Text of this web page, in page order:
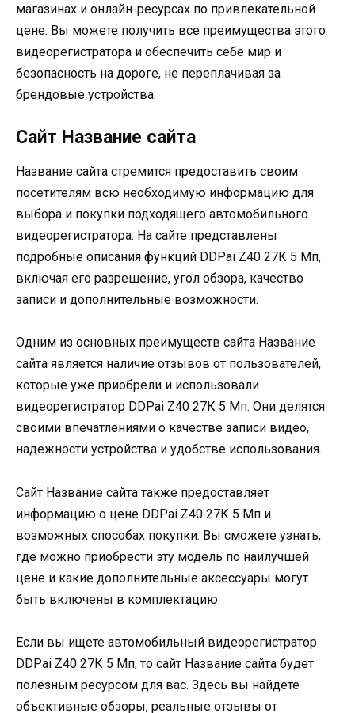
магазинах и онлайн-ресурсах по привлекательной
цене. Вы можете получить все преимущества этого
видеорегистратора и обеспечить себе мир и
безопасность на дороге, не переплачивая за
брендовые устройства.
Сайт Название сайта
Название сайта стремится предоставить своим
посетителям всю необходимую информацию для
выбора и покупки подходящего автомобильного
видеорегистратора. На сайте представлены
подробные описания функций DDPai Z40 27К 5 Мп,
включая его разрешение, угол обзора, качество
записи и дополнительные возможности.
Одним из основных преимуществ сайта Название
сайта является наличие отзывов от пользователей,
которые уже приобрели и использовали
видеорегистратор DDPai Z40 27К 5 Мп. Они делятся
своими впечатлениями о качестве записи видео,
надежности устройства и удобстве использования.
Сайт Название сайта также предоставляет
информацию о цене DDPai Z40 27К 5 Мп и
возможных способах покупки. Вы сможете узнать,
где можно приобрести эту модель по наилучшей
цене и какие дополнительные аксессуары могут
быть включены в комплектацию.
Если вы ищете автомобильный видеорегистратор
DDPai Z40 27К 5 Мп, то сайт Название сайта будет
полезным ресурсом для вас. Здесь вы найдете
объективные обзоры, реальные отзывы от